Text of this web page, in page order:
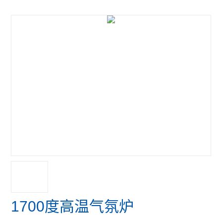
1700度高温气氛炉